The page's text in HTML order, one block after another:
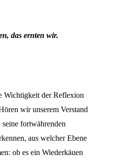
das ernten wir.
Wichtigkeit der Reflexion
wir unserem Verstand
fortwährenden
aus welcher Ebene
ob es ein Wiederkäuen